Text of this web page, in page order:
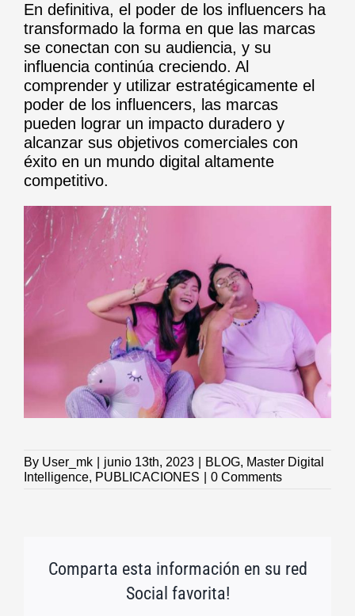
En definitiva, el poder de los influencers ha
transformado la forma en que las marcas
se conectan con su audiencia, y su
influencia continúa creciendo. Al
comprender y utilizar estratégicamente el
poder de los influencers, las marcas
pueden lograr un impacto duradero y
alcanzar sus objetivos comerciales con
éxito en un mundo digital altamente
competitivo.
By User_mk junio 13th, 2023 BLOG, Master Digital
Intelligence, PUBLICACIONES 0 Comments
Comparta esta información en su red
Social favorita!